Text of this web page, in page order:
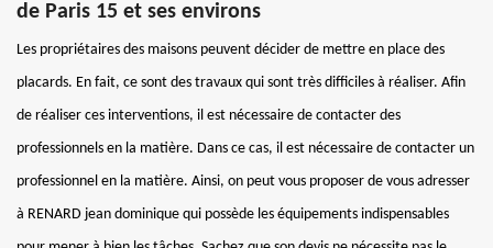
de Paris 15 et ses environs
Les propriétaires des maisons peuvent décider de mettre en place des
placards. En fait, ce sont des travaux qui sont très difficiles à réaliser. Afin
de réaliser ces interventions, il est nécessaire de contacter des
professionnels en la matière. Dans ce cas, il est nécessaire de contacter un
professionnel en la matière. Ainsi, on peut vous proposer de vous adresser
à RENARD jean dominique qui possède les équipements indispensables